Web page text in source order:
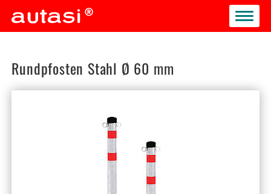
Toggle
Rundpfosten Stahl Ø 60 mm